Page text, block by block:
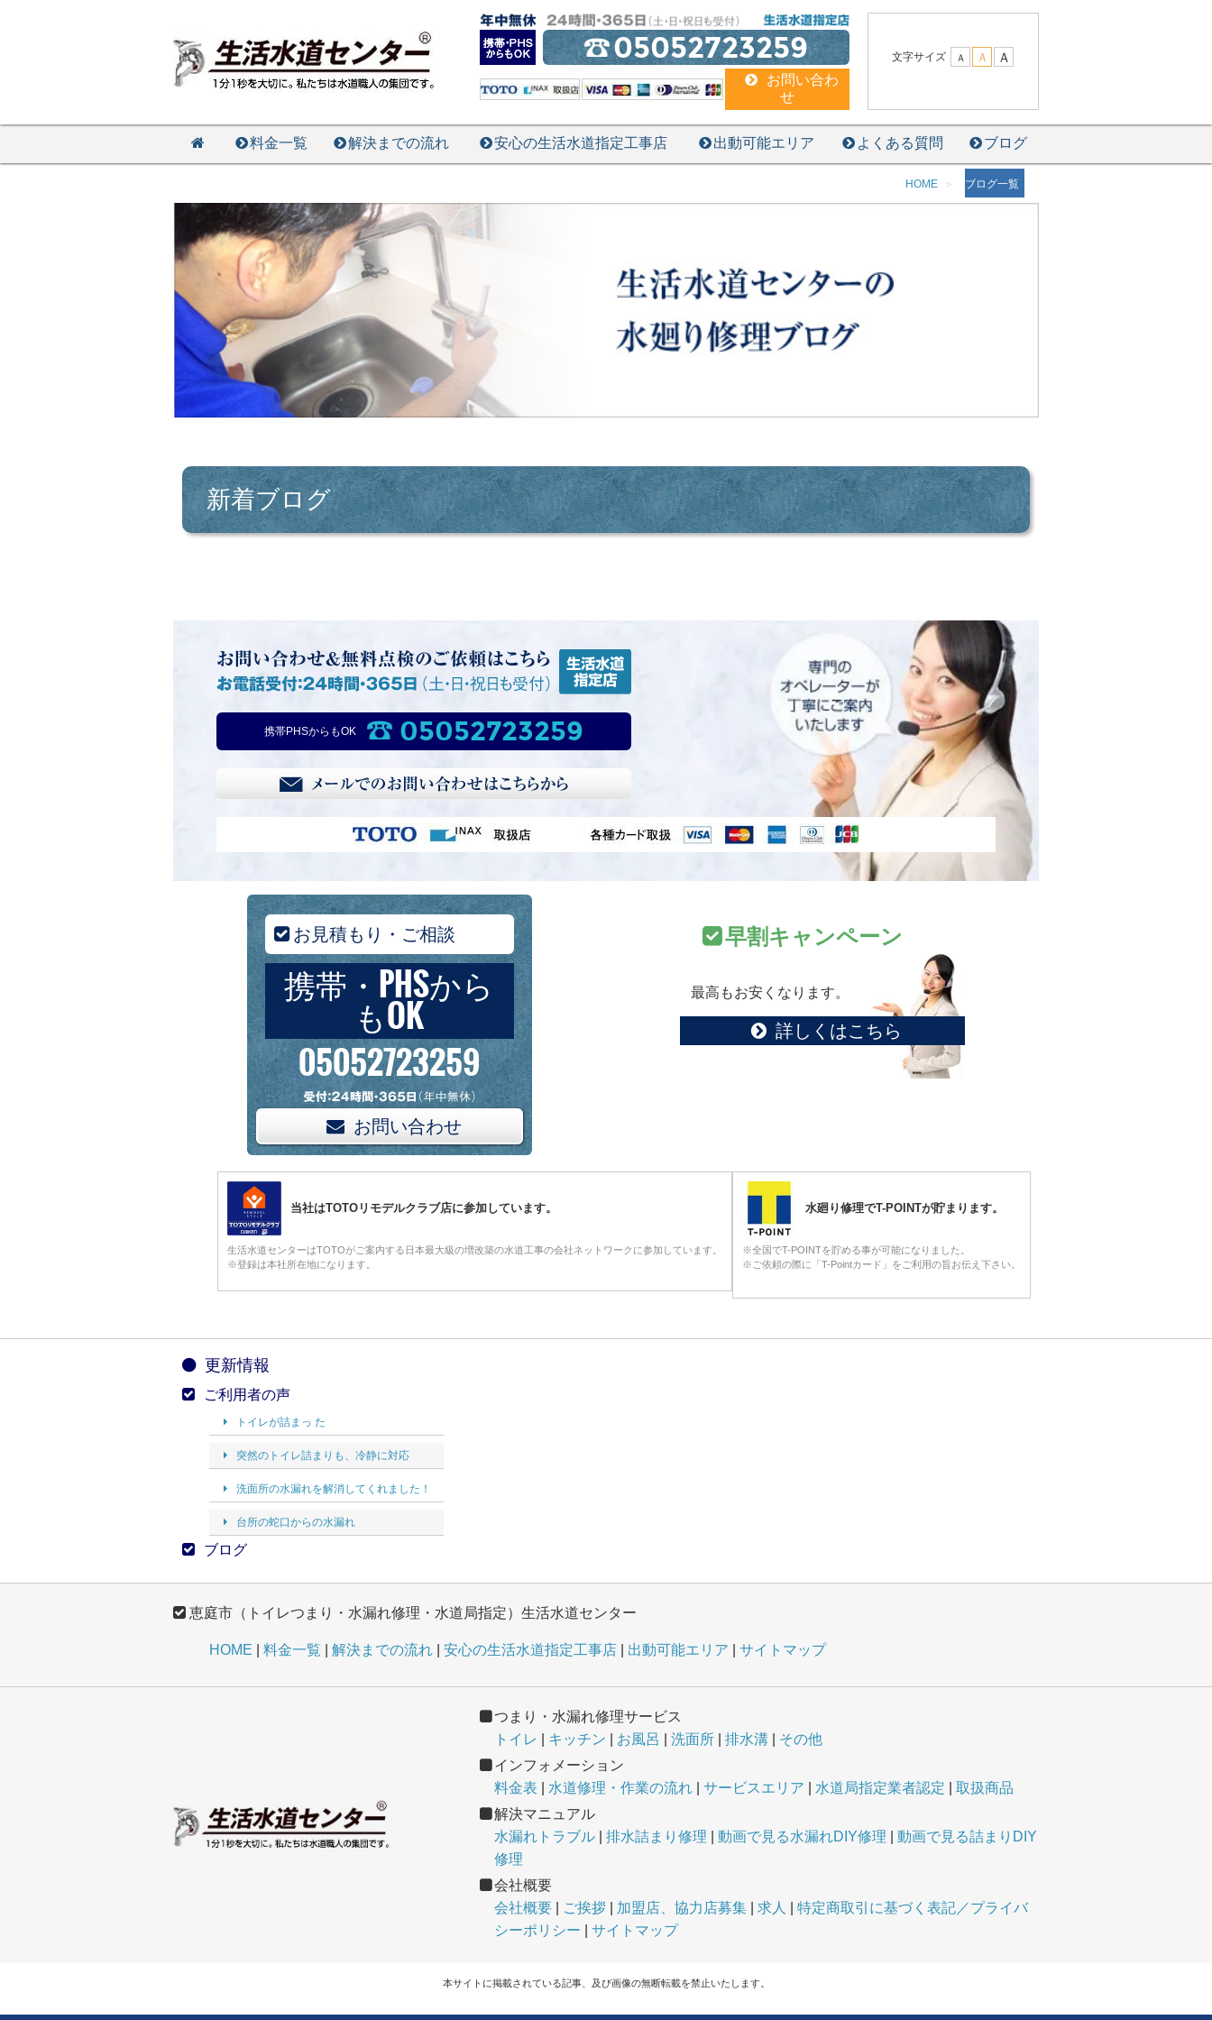
05052723259
お問い合わ
せ
文字サイズ Ａ Ａ Ａ
料金一覧 解決までの流れ 安心の生活水道指定工事店 出動可能エリア よくある質問 ブログ
HOME ブログ一覧
新着ブログ
携帯PHSからもOK 05052723259
お見積もり・ご相談
携帯・PHSから
もOK
05052723259
お問い合わせ
早割キャンペーン
最高もお安くなります。
詳しくはこちら
当社はTOTOリモデルクラブ店に参加しています。
生活水道センターはTOTOがご案内する日本最大級の増改築の水道工事の会社ネットワークに参加しています。
※登録は本社所在地になります。
水廻り修理でT-POINTが貯まります。
※全国でT-POINTを貯める事が可能になりました。
※ご依頼の際に「T-Pointカード」をご利用の旨お伝え下さい。
更新情報
ご利用者の声
トイレが詰まっ た
突然のトイレ詰まりも、冷静に対応
洗面所の水漏れを解消してくれました！
台所の蛇口からの水漏れ
ブログ
恵庭市（トイレつまり・水漏れ修理・水道局指定）生活水道センター
HOME 料金一覧 解決までの流れ 安心の生活水道指定工事店 出動可能エリア サイトマップ
つまり・水漏れ修理サービス
トイレ
キッチン お風呂 洗面所 排水溝
その他
インフォメーション
料金表
水道修理・作業の流れ サービスエリア 水道局指定業者認定
取扱商品
解決マニュアル
水漏れトラブル
排水詰まり修理 動画で見る水漏れDIY修理
動画で見る詰まりDIY
修理
会社概要
会社概要
ご挨拶 加盟店、協力店募集 求人
特定商取引に基づく表記／プライバ
シーポリシー
サイトマップ
本サイトに掲載されている記事、及び画像の無断転載を禁止いたします。